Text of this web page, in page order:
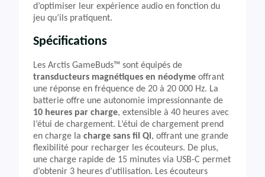
d’optimiser leur expérience audio en fonction du
jeu qu’ils pratiquent.
Spécifications
Les Arctis GameBuds™ sont équipés de
transducteurs magnétiques en néodyme offrant
une réponse en fréquence de 20 à 20 000 Hz. La
batterie offre une autonomie impressionnante de
10 heures par charge, extensible à 40 heures avec
l’étui de chargement. L’étui de chargement prend
en charge la charge sans fil Qi, offrant une grande
flexibilité pour recharger les écouteurs. De plus,
une charge rapide de 15 minutes via USB-C permet
d’obtenir 3 heures d’utilisation. Les écouteurs